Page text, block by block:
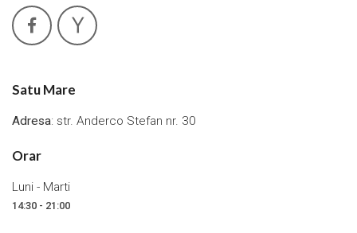
Satu Mare
Adresa: str. Anderco Stefan nr. 30
Orar
Luni - Marti
14:30 - 21:00